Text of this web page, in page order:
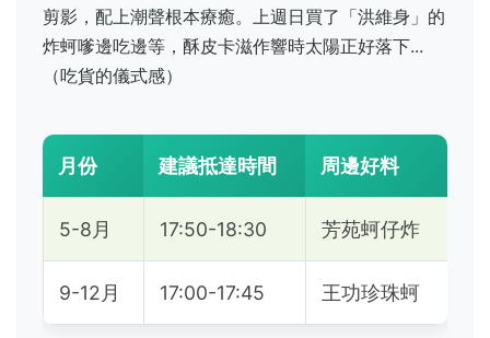
剪影，配上潮聲根本療癒。上週日買了「洪維身」的
炸蚵嗲邊吃邊等，酥皮卡滋作響時太陽正好落下...
（吃貨的儀式感）
月份 建議抵達時間 周邊好料
5-8月 17:50-18:30 芳苑蚵仔炸
9-12月 17:00-17:45 王功珍珠蚵